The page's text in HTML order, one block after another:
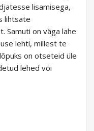
lisamisega,
lihtsate
Samuti on väga lahe
lehti, millest te
on otseteid üle
lehed või